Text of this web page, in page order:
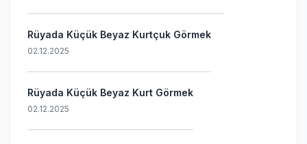
Rüyada Küçük Beyaz Kurtçuk Görmek
02.12.2025
Rüyada Küçük Beyaz Kurt Görmek
02.12.2025